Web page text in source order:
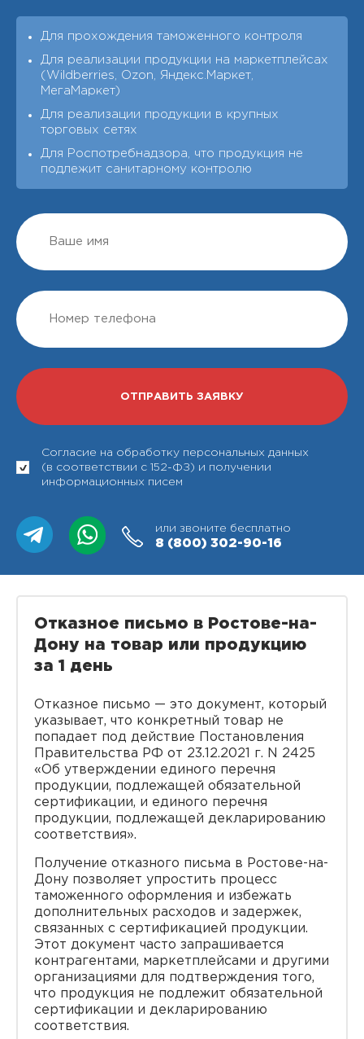
Для прохождения таможенного контроля
Для реализации продукции на маркетплейсах
(Wildberries, Ozon, Яндекс.Маркет,
МегаМаркет)
Для реализации продукции в крупных
торговых сетях
Для Роспотребнадзора, что продукция не
подлежит санитарному контролю
Согласие на обработку персональных данных
(в соответствии с 152-ФЗ) и получении
информационных писем
или звоните бесплатно
8 (800) 302-90-16
Отказное письмо в Ростове-на-
Дону на товар или продукцию
за 1 день
Отказное письмо — это документ, который
указывает, что конкретный товар не
попадает под действие Постановления
Правительства РФ от 23.12.2021 г. N 2425
«Об утверждении единого перечня
продукции, подлежащей обязательной
сертификации, и единого перечня
продукции, подлежащей декларированию
соответствия».
Получение отказного письма в Ростове-на-
Дону позволяет упростить процесс
таможенного оформления и избежать
дополнительных расходов и задержек,
связанных с сертификацией продукции.
Этот документ часто запрашивается
контрагентами, маркетплейсами и другими
организациями для подтверждения того,
что продукция не подлежит обязательной
сертификации и декларированию
соответствия.